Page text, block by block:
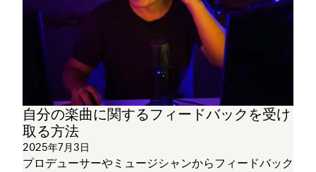
自分の楽曲に関するフィードバックを受け
取る方法
2025年7月3日
プロデューサーやミュージシャンからフィードバック